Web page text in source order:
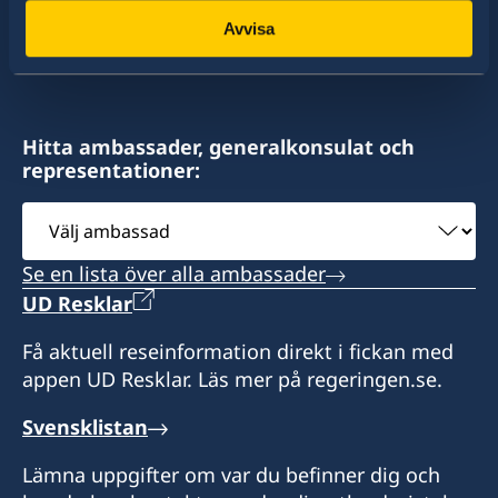
Avvisa
konsulat. Sveriges utrikesrepresentation består
Hitta ambassader, generalkonsulat och
representationer:
Välj
ambassad
Se en lista över alla ambassader
UD Resklar
Få aktuell reseinformation direkt i fickan med
appen UD Resklar. Läs mer på regeringen.se.
Svensklistan
Lämna uppgifter om var du befinner dig och